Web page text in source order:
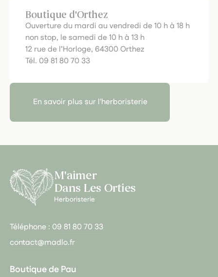
Boutique d'Orthez
Ouverture du mardi au vendredi de 10 h à 18 h
non stop, le samedi de 10 h à 13 h
12 rue de l’Horloge, 64300 Orthez
Tél. 09 81 80 70 33
En savoir plus sur l'herboristerie
M'aimer
Dans Les Orties
Herboristerie
Téléphone : 09 81 80 70 33
contact@madlo.fr
Boutique de Pau